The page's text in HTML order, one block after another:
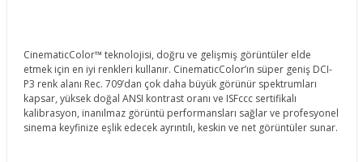
CinematicColor™ teknolojisi, doğru ve gelişmiş görüntüler elde
etmek için en iyi renkleri kullanır. CinematicColor’ın süper geniş DCI-
P3 renk alanı Rec. 709’dan çok daha büyük görünür spektrumları
kapsar, yüksek doğal ANSI kontrast oranı ve ISFccc sertifikalı
kalibrasyon, inanılmaz görüntü performansları sağlar ve profesyonel
sinema keyfinize eşlik edecek ayrıntılı, keskin ve net görüntüler sunar.